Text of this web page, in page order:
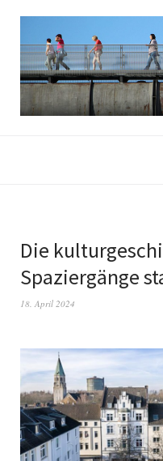
Die
Spaziergänge
18. April 2024